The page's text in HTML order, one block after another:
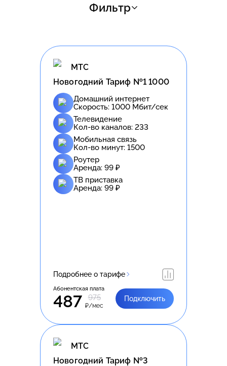
Фильтр
МТС
Новогодний Тариф №1 1000
Домашний интернет
Скорость: 1000 Мбит/сек
Телевидение
Кол-во каналов: 233
Мобильная связь
Кол-во минут: 1500
Роутер
Аренда: 99 ₽
ТВ приставка
Аренда: 99 ₽
Подробнее о тарифе
Абонентская плата
487 975
₽/мес
Подключить
МТС
Новогодний Тариф №3